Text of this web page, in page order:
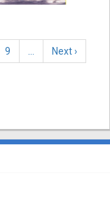
Page
9
Pagina
successiva
Next ›